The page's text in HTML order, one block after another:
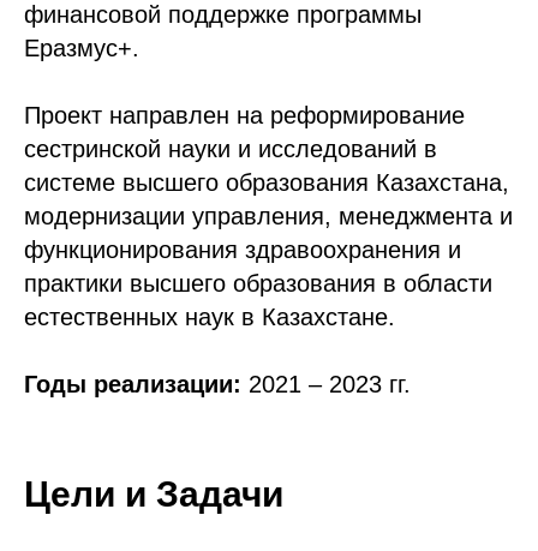
финансовой поддержке программы
Еразмус+.
Проект направлен на реформирование
сестринской науки и исследований в
системе высшего образования Казахстана,
модернизации управления, менеджмента и
функционирования здравоохранения и
практики высшего образования в области
естественных наук в Казахстане.
Годы реализации: 2021 – 2023 гг.
Цели и Задачи